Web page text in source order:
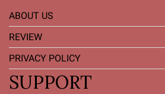
ABOUT US
REVIEW
PRIVACY POLICY
SUPPORT